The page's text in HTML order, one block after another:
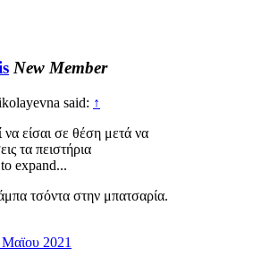
New Member
said: ↑
να είσαι σε θέση μετά να
τα πειστήρια
expand...
τσόντα στην μπατσαρία.
Μαϊου 2021